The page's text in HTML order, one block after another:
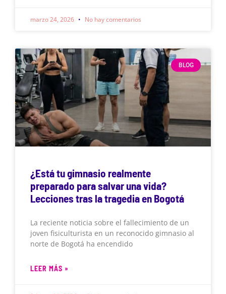
marzo 24, 2026 No hay comentarios
BLOG
¿Está tu gimnasio realmente
preparado para salvar una vida?
Lecciones tras la tragedia en Bogotá
La reciente noticia sobre el fallecimiento de un
joven fisiculturista en un reconocido gimnasio al
norte de Bogotá ha encendido
LEER MÁS »